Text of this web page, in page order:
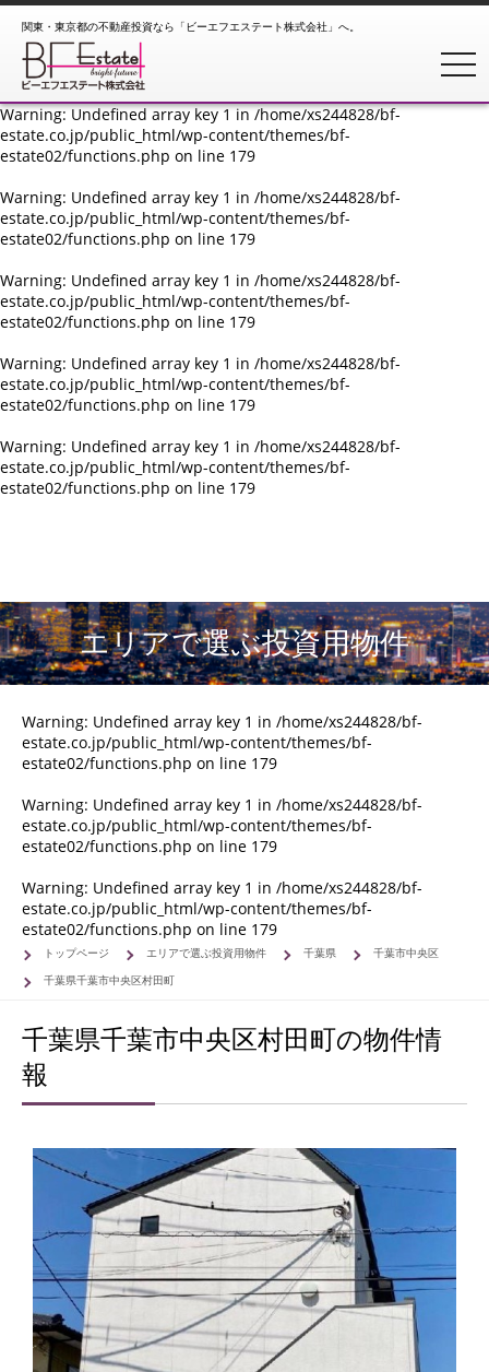
Warning: Undefined array key 1 in/home/xs244828/bf-
estate.co.jp/public_html/wp-content/themes/bf-
estate02/functions.php
Warning: Undefined array key 1 in/home/xs244828/bf-
estate.co.jp/public_html/wp-content/themes/bf-
estate02/functions.php on line 179
Warning: Undefined array key 1 in /home/xs244828/bf-
estate.co.jp/public_html/wp-content/themes/bf-
estate02/functions.php on line 179
Warning: Undefined array key 1 in /home/xs244828/bf-
estate.co.jp/public_html/wp-content/themes/bf-
estate02/functions.php on line 179
Warning: Undefined array key 1 in /home/xs244828/bf-
estate.co.jp/public_html/wp-content/themes/bf-
estate02/functions.php on line 179
Warning: Undefined array key 1 in /home/xs244828/bf-
estate.co.jp/public_html/wp-content/themes/bf-
estate02/functions.php on line 179
関東・東京都の不動産投資なら「ビーエフエステート株式会社」へ。
エリアで選ぶ投資用物件
Warning: Undefined array key 1 in /home/xs244828/bf-
estate.co.jp/public_html/wp-content/themes/bf-
estate02/functions.php on line 179
Warning: Undefined array key 1 in /home/xs244828/bf-
estate.co.jp/public_html/wp-content/themes/bf-
estate02/functions.php on line 179
Warning: Undefined array key 1 in /home/xs244828/bf-
estate.co.jp/public_html/wp-content/themes/bf-
estate02/functions.php on line 179
トップページ エリアで選ぶ投資用物件 千葉県
千葉市中央区
千葉県千葉市中央区村田町
千葉県千葉市中央区村田町の物件情
報